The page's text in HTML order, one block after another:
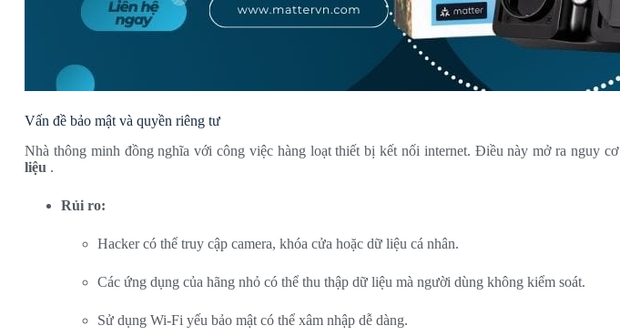
Vấn đề bảo mật và quyền riêng tư
Nhà thông minh đồng nghĩa với công việc hàng loạt thiết bị kết nối internet. Điều này mở ra nguy cơ
liệu .
Rủi ro:
Hacker có thể truy cập camera, khóa cửa hoặc dữ liệu cá nhân.
Các ứng dụng của hãng nhỏ có thể thu thập dữ liệu mà người dùng không kiểm soát.
Sử dụng Wi-Fi yếu bảo mật có thể xâm nhập dễ dàng.